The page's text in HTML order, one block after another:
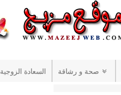
السعادة الزوجية صحة و رشاقة